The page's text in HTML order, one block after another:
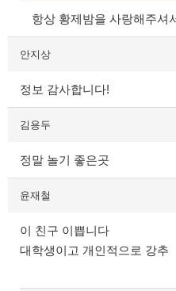
항상 황제밤을 사랑해주셔
안지상
정보 감사합니다!
김용두
정말 놀기 좋은곳
윤재철
이 친구 이쁩니다
대학생이고 개인적으로 강추